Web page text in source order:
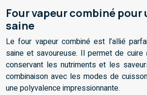
Four vapeur combiné pour
saine
Le four vapeur combiné est l’allié
saine et savoureuse. Il permet de cuire
conservant les nutriments et les
combinaison avec les modes de
une polyvalence impressionnante.